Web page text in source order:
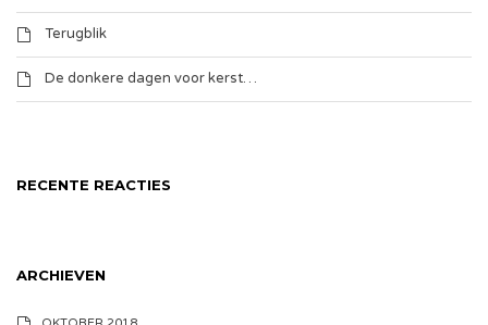
Terugblik
De donkere dagen voor kerst…
RECENTE REACTIES
ARCHIEVEN